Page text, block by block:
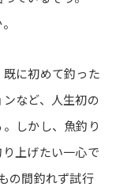
既に初めて釣った
など、人生初の
しかし、魚釣り
上げたい一心で
の間釣れず試行